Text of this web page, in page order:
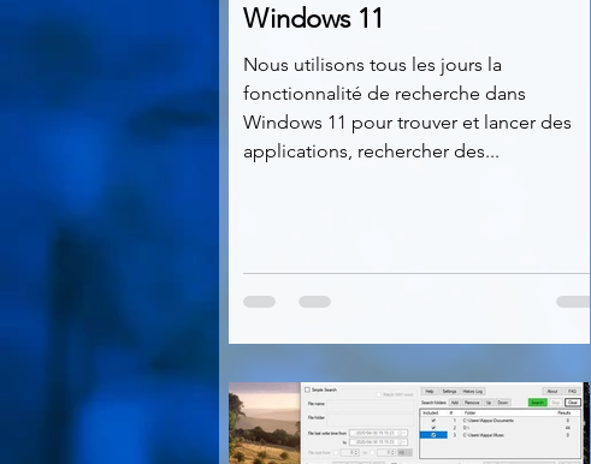
Windows 11
Nous utilisons tous les jours la
fonctionnalité de recherche dans
Windows 11 pour trouver et lancer des
applications, rechercher des...